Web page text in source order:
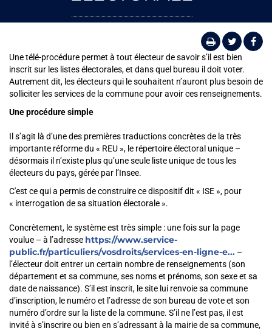
Une télé-procédure permet à tout électeur de savoir s’il est bien
inscrit sur les listes électorales, et dans quel bureau il doit voter.
Autrement dit, les électeurs qui le souhaitent n’auront plus besoin de
solliciter les services de la commune pour avoir ces renseignements.
Une procédure simple
Il s’agit là d’une des premières traductions concrètes de la très
importante réforme du « REU », le répertoire électoral unique –
désormais il n’existe plus qu’une seule liste unique de tous les
électeurs du pays, gérée par l’Insee.
C'est ce qui a permis de construire ce dispositif dit « ISE », pour
« interrogation de sa situation électorale ».
Concrètement, le système est très simple : une fois sur la page
voulue – à l’adresse https://www.service-
public.fr/particuliers/vosdroits/services-en-ligne-e... –
l’électeur doit entrer un certain nombre de renseignements (son
département et sa commune, ses noms et prénoms, son sexe et sa
date de naissance). S’il est inscrit, le site lui renvoie sa commune
d’inscription, le numéro et l’adresse de son bureau de vote et son
numéro d’ordre sur la liste de la commune. S’il ne l’est pas, il est
invité à s’inscrire ou bien en s’adressant à la mairie de sa commune,